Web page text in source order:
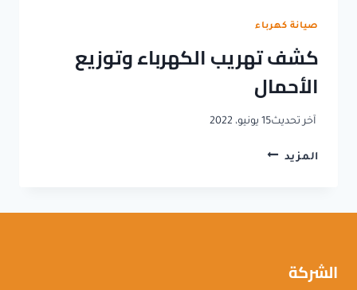
صيانة كهرباء
كشف تهريب الكهرباء وتوزيع
الأحمال
آخر تحديث15 يونيو، 2022
المزيد كشف
الشركة